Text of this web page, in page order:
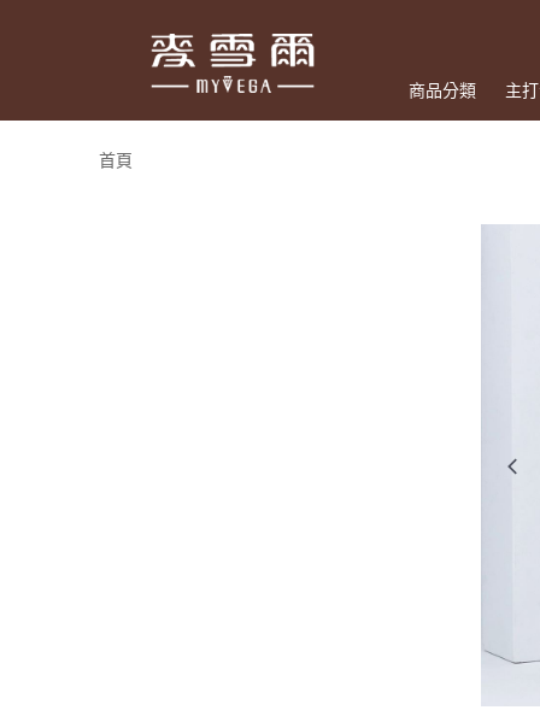
商品分類 主
首頁